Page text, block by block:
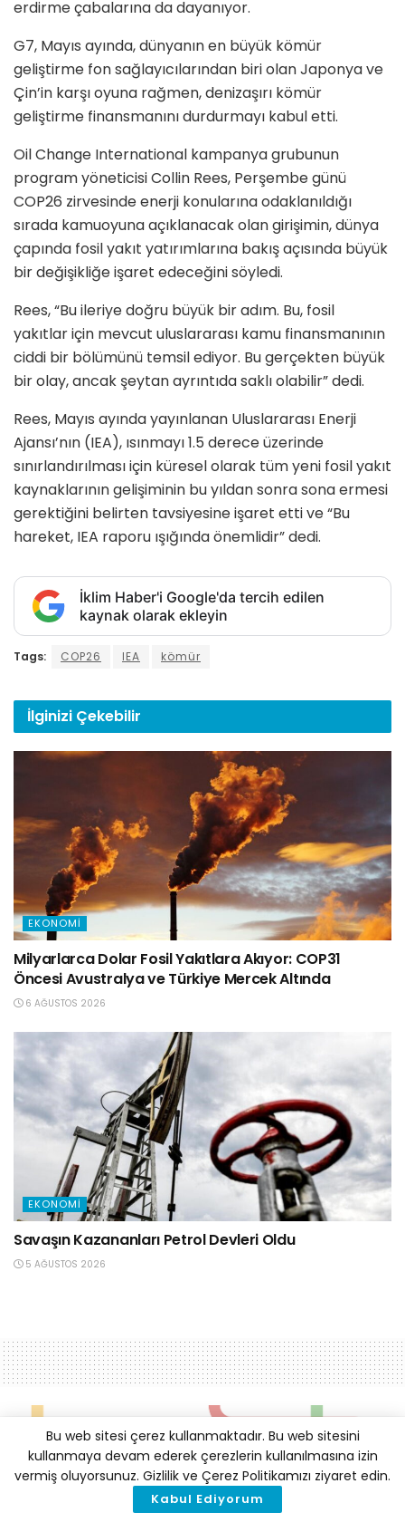
erdirme çabalarına da dayanıyor.
G7, Mayıs ayında, dünyanın en büyük kömür
geliştirme fon sağlayıcılarından biri olan Japonya ve
Çin’in karşı oyuna rağmen, denizaşırı kömür
geliştirme finansmanını durdurmayı kabul etti.
Oil Change International kampanya grubunun
program yöneticisi Collin Rees, Perşembe günü
COP26 zirvesinde enerji konularına odaklanıldığı
sırada kamuoyuna açıklanacak olan girişimin, dünya
çapında fosil yakıt yatırımlarına bakış açısında büyük
bir değişikliğe işaret edeceğini söyledi.
Rees, “Bu ileriye doğru büyük bir adım. Bu, fosil
yakıtlar için mevcut uluslararası kamu finansmanının
ciddi bir bölümünü temsil ediyor. Bu gerçekten büyük
bir olay, ancak şeytan ayrıntıda saklı olabilir” dedi.
Rees, Mayıs ayında yayınlanan Uluslararası Enerji
Ajansı’nın (IEA), ısınmayı 1.5 derece üzerinde
sınırlandırılması için küresel olarak tüm yeni fosil yakıt
kaynaklarının gelişiminin bu yıldan sonra sona ermesi
gerektiğini belirten tavsiyesine işaret etti ve “Bu
hareket, IEA raporu ışığında önemlidir” dedi.
İklim Haber'i Google'da tercih edilen
kaynak olarak ekleyin
Tags: COP26 IEA kömür
İlginizi Çekebilir
EKONOMI
Milyarlarca Dolar Fosil Yakıtlara Akıyor: COP31
Öncesi Avustralya ve Türkiye Mercek Altında
6 AĞUSTOS 2026
EKONOMI
Savaşın Kazananları Petrol Devleri Oldu
5 AĞUSTOS 2026
Bu web sitesi çerez kullanmaktadır. Bu web sitesini
kullanmaya devam ederek çerezlerin kullanılmasına izin
vermiş oluyorsunuz. Gizlilik ve Çerez Politikamızı ziyaret edin.
Kabul Ediyorum